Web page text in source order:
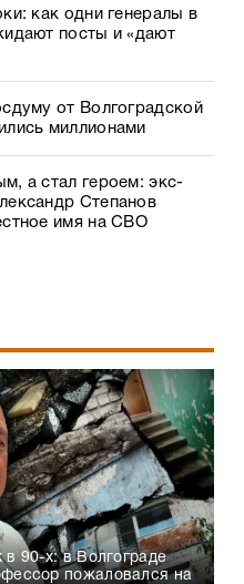
как одни генералы в
посты и «дают
от Волгоградской
миллионами
а стал героем: экс-
Степанов
имя на СВО
в 90-х: в Волгограде
пожаловался на